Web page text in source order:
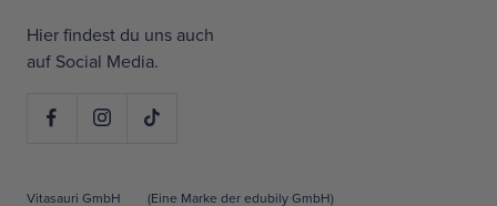
Hier findest du uns auch
auf Social Media.
Vitasauri GmbH (Eine Marke der edubily GmbH)